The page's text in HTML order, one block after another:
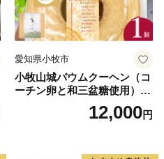
愛知県小牧市
小牧山城バウムクーヘン（コ
ーチン卵と和三盆糖使用）
名古屋コーチン バームクー
ヘン 和三盆 小牧銘菓 バウム
12,000円